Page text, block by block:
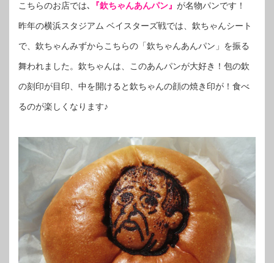
こちらのお店では､ 『欽ちゃんあんパン』 が名物パンです！
昨年の横浜スタジアム ベイスターズ戦では、欽ちゃんシート
で、欽ちゃんみずからこちらの「欽ちゃんあんパン」を振る
舞われました。欽ちゃんは、このあんパンが大好き！包の欽
の刻印が目印、中を開けると欽ちゃんの顔の焼き印が！食べ
るのが楽しくなります♪